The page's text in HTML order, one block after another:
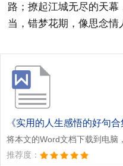
路；撩起江城无尽的天
当，错梦花期，像思念情
《实用的人生感悟的好句合
将本文的Word文档下载到电脑
推荐度：